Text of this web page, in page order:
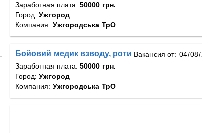
Заработная плата: 50000 грн.
Город: Ужгород
Компания: Ужгородська ТрО
Бойовий медик взводу, роти Вакансия от:
Заработная плата: 50000 грн.
Город: Ужгород
Компания: Ужгородська ТрО